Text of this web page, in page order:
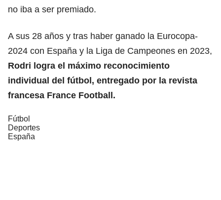
no iba a ser premiado.
A sus 28 años y tras haber ganado la Eurocopa-
2024 con España y la Liga de Campeones en 2023,
Rodri logra el máximo reconocimiento
individual del fútbol, entregado por la revista
francesa France Football.
Fútbol
Deportes
España